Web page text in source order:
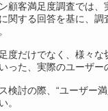
顧客満足度調査では、
関する回答を基に、調
度だけでなく、様々な
った、実際のユーザー
検討の際、“ユーザー
。